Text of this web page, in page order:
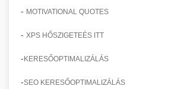
- MOTIVATIONAL QUOTES
- XPS HŐSZIGETEÉS ITT
- KERESŐOPTIMALIZÁLÁS
-SEO KERESŐOPTIMALIZÁLÁS